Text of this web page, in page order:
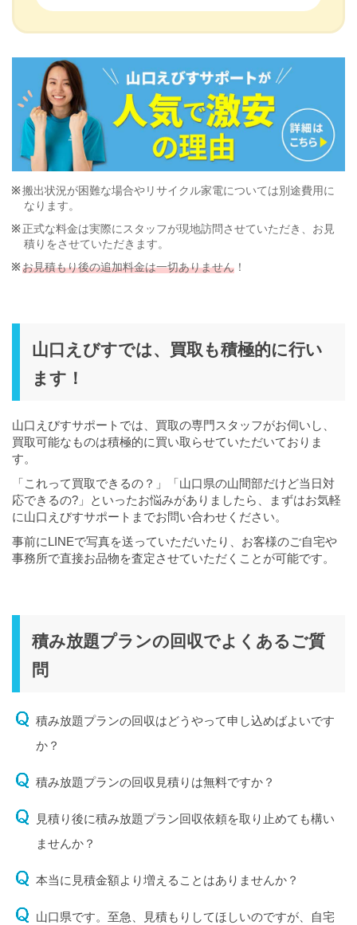
搬出状況が困難な場合やリサイクル家電については別途費用に
なります。
正式な料金は実際にスタッフが現地訪問させていただき、お見
積りをさせていただきます。
お見積もり後の追加料金は一切ありません！
山口えびすでは、買取も積極的に行い
ます！
山口えびすサポートでは、買取の専門スタッフがお伺いし、
買取可能なものは積極的に買い取らせていただいておりま
す。
「これって買取できるの？」「山口県の山間部だけど当日対
応できるの?」といったお悩みがありましたら、まずはお気軽
に山口えびすサポートまでお問い合わせください。
事前にLINEで写真を送っていただいたり、お客様のご自宅や
事務所で直接お品物を査定させていただくことが可能です。
積み放題プランの回収でよくあるご質
問
積み放題プランの回収はどうやって申し込めばよいです
か？
積み放題プランの回収見積りは無料ですか？
見積り後に積み放題プラン回収依頼を取り止めても構い
ませんか？
本当に見積金額より増えることはありませんか？
山口県です。至急、見積もりしてほしいのですが、自宅